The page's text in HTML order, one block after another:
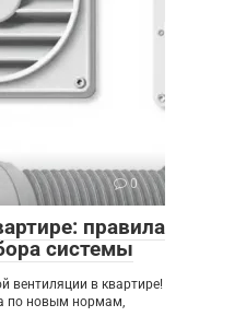
0
правила
системы
вентиляции в квартире!
по новым нормам,